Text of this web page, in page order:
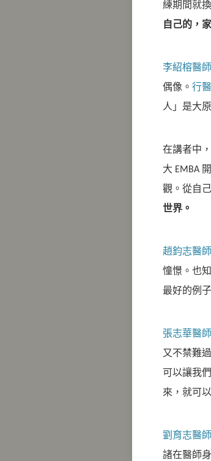
練期間就
自己的，
李紹榕醫師
偶像。 行
人」是大
在講者中
大 EMBA
觀。從自
世界。
趙鈞志醫師
憧憬。也
最好的例子
張志華醫師
又不禁難
可以讓我
來，就可以
劉育志醫師
諸在醫師